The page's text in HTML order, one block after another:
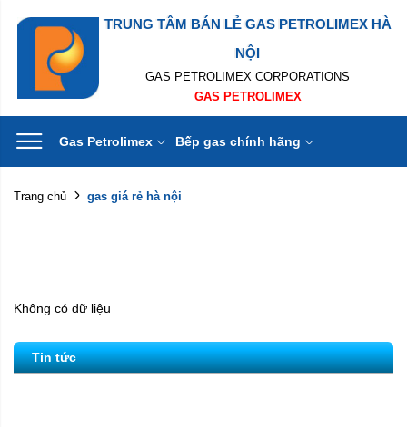
TRUNG TÂM BÁN LẺ GAS PETROLIMEX HÀ
NỘI
GAS PETROLIMEX CORPORATIONS
GAS PETROLIMEX
Gas Petrolimex Bếp gas chính hãng
Trang chủ gas giá rẻ hà nội
Không có dữ liệu
Tin tức